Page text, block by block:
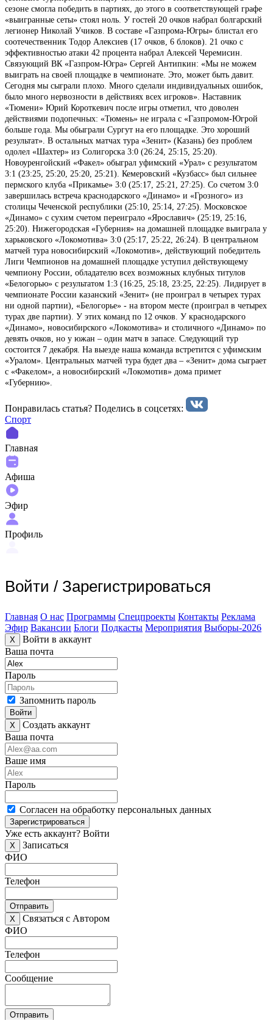
сезоне смогла победить в партиях, до этого в соответствующей графе
«выигранные сеты» стоял ноль. У гостей 20 очков набрал болгарский
легионер Николай Учиков. В составе «Газпрома-Югры» блистал его
соотечественник Тодор Алексиев (17 очков, 6 блоков). 21 очко с
эффективностью атаки 42 процента набрал Алексей Черемисин.
Связующий ВК «Газпром-Югра» Сергей Антипкин: «Мы не можем
выиграть на своей площадке в чемпионате. Это, может быть давит.
Сегодня мы сыграли плохо. Много сделали индивидуальных ошибок,
было много нервозности в действиях всех игроков». Наставник
«Тюмени» Юрий Короткевич после игры отметил, что доволен
действиями подопечных: «Тюмень» не играла с «Газпромом-Югрой
больше года. Мы обыграли Сургут на его площадке. Это хороший
результат». В остальных матчах тура «Зенит» (Казань) без проблем
одолел «Шахтер» из Солигорска 3:0 (26:24, 25:15, 25:20).
Новоуренгойский «Факел» обыграл уфимский «Урал» с результатом
3:1 (23:25, 25:20, 25:20, 25:21). Кемеровский «Кузбасс» был сильнее
пермского клуба «Прикамье» 3:0 (25:17, 25:21, 27:25). Со счетом 3:0
завершилась встреча краснодарского «Динамо» и «Грозного» из
столицы Чеченской республики (25:10, 25:14, 27:25). Московское
«Динамо» с сухим счетом переиграло «Ярославич» (25:19, 25:16,
25:20). Нижегородская «Губерния» на домашней площадке выиграла у
харьковского «Локомотива» 3:0 (25:17, 25:22, 26:24). В центральном
матчей тура новосибирский «Локомотив», действующий победитель
Лиги Чемпионов на домашней площадке уступил действующему
чемпиону России, обладателю всех возможных клубных титулов
«Белогорью» с результатом 1:3 (16:25, 25:18, 23:25, 22:25). Лидирует в
чемпионате России казанский «Зенит» (не проиграл в четырех турах
ни одной партии), «Белогорье» - на втором месте (проиграл в четырех
турах две партии). У этих команд по 12 очков. У краснодарского
«Динамо», новосибирского «Локомотива» и столичного «Динамо» по
девять очков, но у южан – один матч в запасе. Следующий тур
состоится 7 декабря. На выезде наша команда встретится с уфимским
«Уралом». Центральных матчей тура будет два – «Зенит» дома сыграет
с «Факелом», а новосибирский «Локомотив» дома примет
«Губернию».
Понравилась статья? Поделиcь в соцсетях:
Спорт
Главная
Афиша
Эфир
Профиль
Войти / Зарегистрироваться
Главная О нас Программы Спецпроекты Контакты Реклама
Эфир Вакансии Блоги Подкасты Мероприятия Выборы-2026
X
Войти в аккаунт
Ваша почта
Пароль
Запомнить пароль
Войти
X
Создать аккаунт
Ваша почта
Ваше имя
Пароль
Согласен на обработку персональных данных
Зарегистрироваться
Уже есть аккаунт? Войти
X
Записаться
ФИО
Телефон
Отправить
X
Связаться с Автором
ФИО
Телефон
Сообщение
Отправить